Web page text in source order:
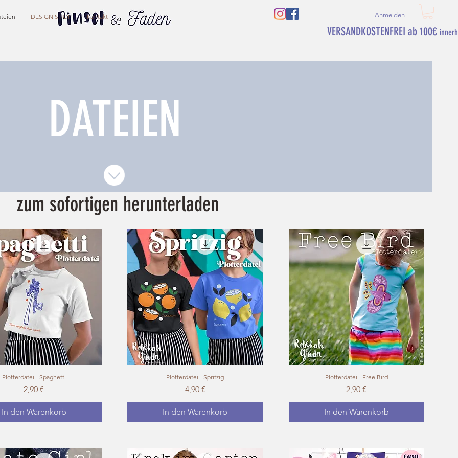
DESIGN SHOP Kontakt Anmelden
VERSANDKOSTENFREI ab 100€
DATEIEN
zum sofortigen herunterladen
Schnellansicht
Plotterdatei - Spaghetti
Preis
2,90 €
In den Warenkorb
Schnellansicht
Plotterdatei - Spritzig
Preis
4,90 €
In den Warenkorb
Schnellansicht
Plotterdatei - Free Bird
Preis
2,90 €
In den Warenkorb